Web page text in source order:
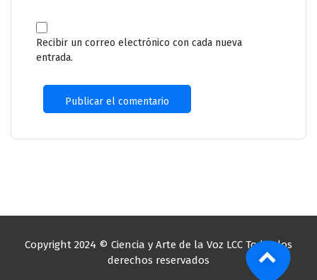
Recibir un correo electrónico con cada nueva
entrada.
Copyright 2024 © Ciencia y Arte de la Voz LCC Todos los
derechos reservados